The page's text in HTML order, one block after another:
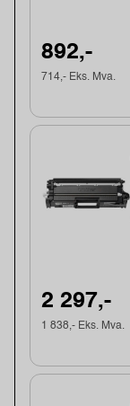
892,-
714,- Eks. Mva.
2 297,-
1 838,- Eks. Mva.